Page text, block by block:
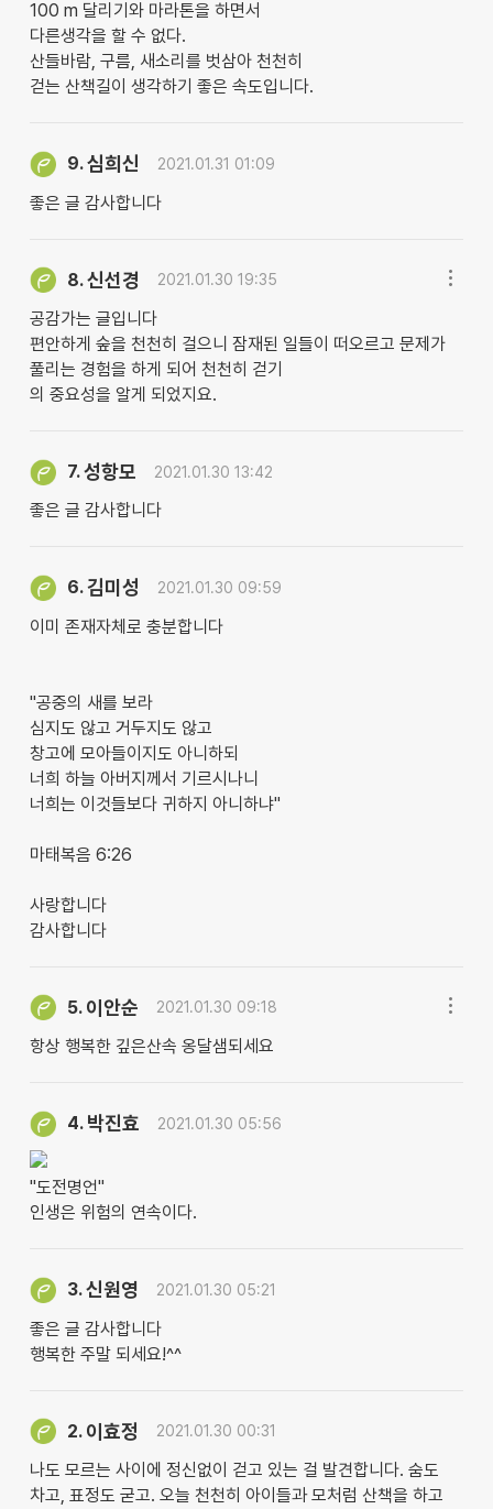
100 m 달리기와 마라톤을 하면서
다른생각을 할 수 없다.
산들바람, 구름, 새소리를 벗삼아 천천히
걷는 산책길이 생각하기 좋은 속도입니다.
9.심희신 2021.01.31 01:09
좋은 글 감사합니다
8.신선경 2021.01.30 19:35
공감가는 글입니다
편안하게 숲을 천천히 걸으니 잠재된 일들이 떠오르고 문제가
풀리는 경험을 하게 되어 천천히 걷기
의 중요성을 알게 되었지요.
7.성항모 2021.01.30 13:42
좋은 글 감사합니다
6.김미성 2021.01.30 09:59
이미 존재자체로 충분합니다
"공중의 새를 보라
심지도 않고 거두지도 않고
창고에 모아들이지도 아니하되
너희 하늘 아버지께서 기르시나니
너희는 이것들보다 귀하지 아니하냐"
마태복음 6:26
사랑합니다
감사합니다
5. 이안순 2021.01.30 09:18
항상 행복한 깊은산속 옹달샘되세요
4. 박진효 2021.01.30 05:56
"도전명언"
인생은 위험의 연속이다.
3.신원영 2021.01.30 05:21
좋은 글 감사합니다
행복한 주말 되세요!^^
2. 이효정 2021.01.30 00:31
나도 모르는 사이에 정신없이 걷고 있는 걸 발견합니다. 숨도
차고, 표정도 굳고. 오늘 천천히 아이들과 모처럼 산책을 하고